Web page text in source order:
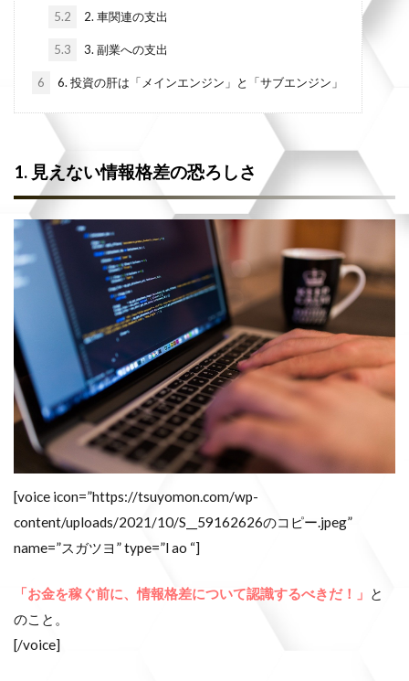
5.2 2. 車関連の支出
5.3 3. 副業への支出
6 6. 投資の肝は「メインエンジン」と「サブエンジン」
1. 見えない情報格差の恐ろしさ
[voice icon=”https://tsuyomon.com/wp-
content/uploads/2021/10/S__59162626のコピー.jpeg”
name=”スガツヨ” type=”l ao “]
「お金を稼ぐ前に、情報格差について認識するべきだ！」 と
のこと。
[/voice]